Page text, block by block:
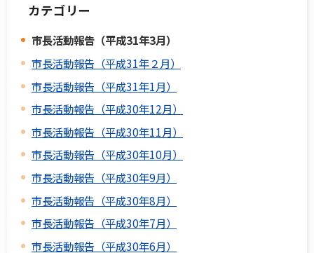
カテゴリー
市長活動報告（平成31年3月）
市長活動報告（平成31年２月）
市長活動報告（平成31年1月）
市長活動報告（平成30年12月）
市長活動報告（平成30年11月）
市長活動報告（平成30年10月）
市長活動報告（平成30年9月）
市長活動報告（平成30年8月）
市長活動報告（平成30年7月）
市長活動報告（平成30年6月）